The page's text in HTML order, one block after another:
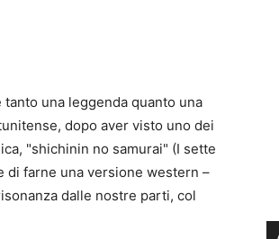
una leggenda quanto una
dopo aver visto uno dei
"shichinin no samurai" (I sette
di farne una versione western –
dalle nostre parti, col